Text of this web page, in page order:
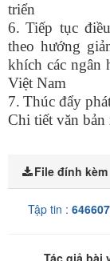
triển
6. Tiếp tục
theo hướng
khích các ngân
Việt Nam
7. Thúc đẩy
Chi tiết văn
File đính kèm
Tập tin :
Tác giả bài